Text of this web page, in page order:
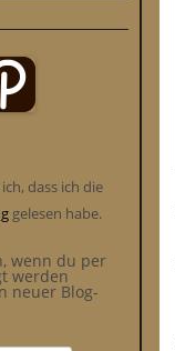
dass ich die
gelesen habe.
wenn du per
werden
neuer Blog-